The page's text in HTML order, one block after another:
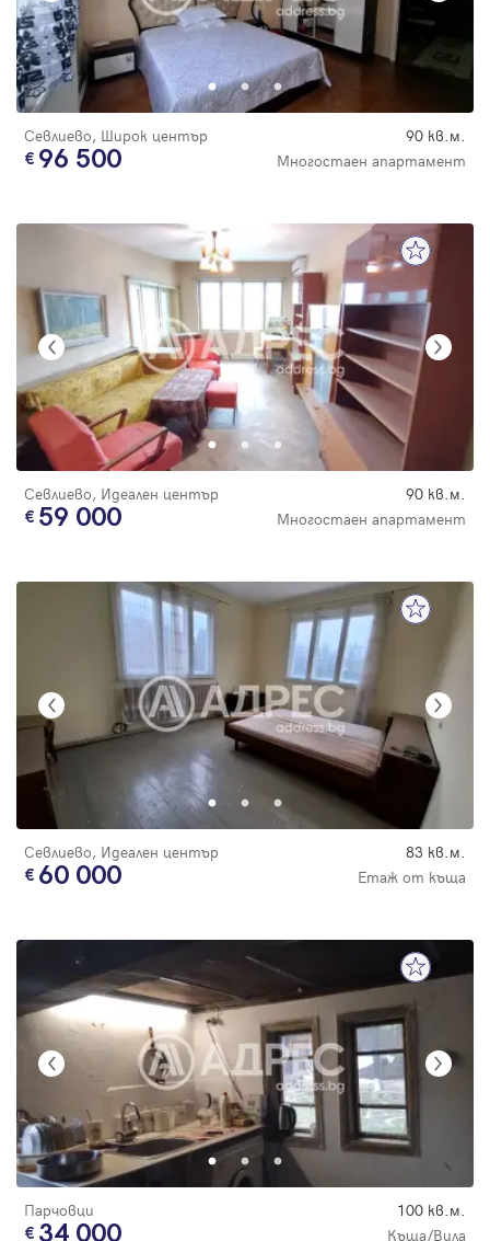
Севлиево, Широк център 90 кв.м.
96 500 Многостаен апартамент
Севлиево, Идеален център 90 кв.м.
59 000 Многостаен апартамент
Севлиево, Идеален център 83 кв.м.
60 000 Етаж от къща
Парчовци 100 кв.м.
34 000 Къща/Вила